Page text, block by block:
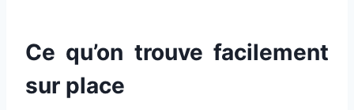
Ce qu’on trouve facilement
sur place